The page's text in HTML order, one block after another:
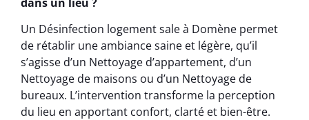
Un Désinfection logement sale à Domène permet
de rétablir une ambiance saine et légère, qu’il
s’agisse d’un Nettoyage d’appartement, d’un
Nettoyage de maisons ou d’un Nettoyage de
bureaux. L’intervention transforme la perception
du lieu en apportant confort, clarté et bien-être.